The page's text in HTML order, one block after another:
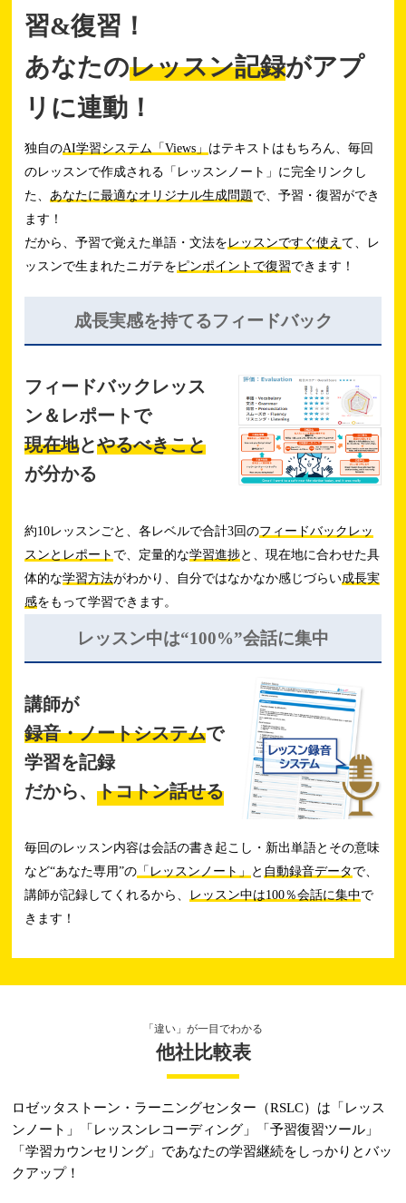
習&復習！
あなたのレッスン記録がアプ
リに連動！
独自のAI学習システム「Views」 はテキストはもちろん、毎回
のレッスンで作成される「レッスンノート」に完全リンクし
た、 あなたに最適なオリジナル生成問題 で、予習・復習ができ
ます！
だから、予習で覚えた単語・文法を レッスンですぐ使え て、レ
ッスンで生まれたニガテを ピンポイントで復習できます！
成長実感を持てるフィードバック
フィードバックレッス
ン＆レポートで
現在地とやるべきこと
が分かる
約10レッスンごと、各レベルで合計3回のフィードバックレッ
スンとレポート で、定量的な学習進捗と、現在地に合わせた具
体的な学習方法がわかり、自分ではなかなか感じづらい成長実
感をもって学習できます。
レッスン中は“100%”会話に集中
講師が
録音・ノートシステムで
学習を記録
だから、 トコトン話せる
毎回のレッスン内容は会話の書き起こし・新出単語とその意味
など“あなた専用”の「レッスンノート」 と 自動録音データ で、
講師が記録してくれるから、
レッスン中は100％会話に集中で
きます！
「違い」が一目でわかる
他社比較表
ロゼッタストーン・ラーニングセンター（RSLC）は 「レッス
ンノート」「レッスンレコーディング」
「予習復習ツール」
「学習カウンセリング」であなたの学習継続をしっかりとバッ
クアップ！